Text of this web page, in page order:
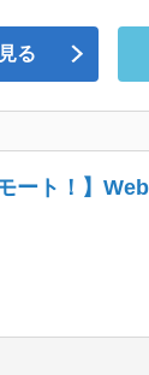
る
ート！】